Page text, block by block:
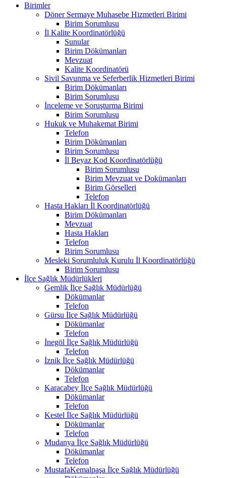
Birimler
Döner Sermaye Muhasebe Hizmetleri Birimi
Birim Sorumlusu
İl Kalite Koordinatörlüğü
Sunular
Birim Dökümanları
Mevzuat
Kalite Koordinatörü
Sivil Savunma ve Seferberlik Hizmetleri Birimi
Birim Dökümanları
Birim Sorumlusu
İnceleme ve Soruşturma Birimi
Birim Sorumlusu
Hukuk ve Muhakemat Birimi
Telefon
Birim Dökümanları
Birim Sorumlusu
İl Beyaz Kod Koordinatörlüğü
Birim Sorumlusu
Birim Mevzuat ve Dokümanları
Birim Görselleri
Telefon
Hasta Hakları İl Koordinatörlüğü
Birim Dökümanları
Mevzuat
Hasta Hakları
Telefon
Birim Sorumlusu
Mesleki Sorumluluk Kurulu İl Koordinatörlüğü
Birim Sorumlusu
İlçe Sağlık Müdürlükleri
Gemlik İlçe Sağlık Müdürlüğü
Dökümanlar
Telefon
Gürsu İlçe Sağlık Müdürlüğü
Dökümanlar
Telefon
İnegöl İlçe Sağlık Müdürlüğü
Telefon
İznik İlçe Sağlık Müdürlüğü
Dökümanlar
Telefon
Karacabey İlçe Sağlık Müdürlüğü
Dökümanlar
Telefon
Kestel İlçe Sağlık Müdürlüğü
Dökümanlar
Telefon
Mudanya İlçe Sağlık Müdürlüğü
Dökümanlar
Telefon
MustafaKemalpaşa İlçe Sağlık Müdürlüğü